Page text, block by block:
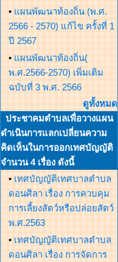
• แผนพัฒนาท้องถิ่น (พ.ศ.
2566 - 2570) แก้ไข ครั้งที่ 1
ปี 2567
• แผนพัฒนาท้องถิ่น(
พ.ศ.2566-2570) เพิ่มเติม
ฉบับที่ 3 พ.ศ. 2566
ดูทั้งหมด
ประชาคมตำบลเพื่อวางแผน
ดำเนินการแลกเปลี่ยนความ
คิดเห็นในการออกเทศบัญญัติ
จำนวน 4 เรื่อง ดังนี้
• เทศบัญญัติเทศบาลตำบล
ดอนศิลา เรื่อง การควบคุม
การเลี้ยงสัตว์หรือปล่อยสัตว์
พ.ศ.2563
• เทศบัญญัติเทศบาลตำบล
ดอนศิลา เรื่อง การจัดการ